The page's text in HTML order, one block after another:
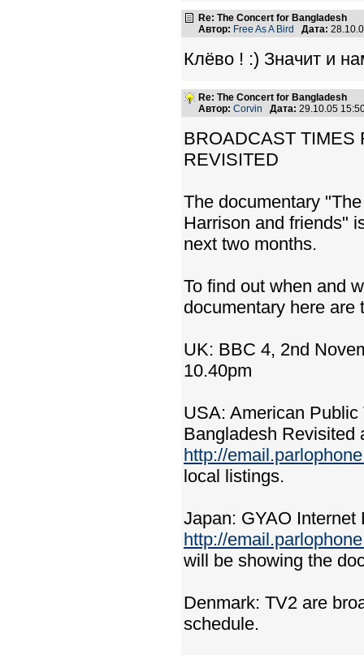
Re: The Concert for Bangladesh
Автор: Free As A Bird Дата:
Клёво ! :) Значит и
Re: The Concert for Bangladesh
Автор: Corvin Дата: 29.10.05
BROADCAST TIMES
REVISITED
The documentary
Harrison and friends"
next two months.
To find out when and
documentary here are
UK: BBC 4, 2nd
10.40pm
USA: American
Bangladesh Revisited
http://
local listings.
Japan: GYAO Internet
http://
will be showing the
Denmark: TV2 are
schedule.